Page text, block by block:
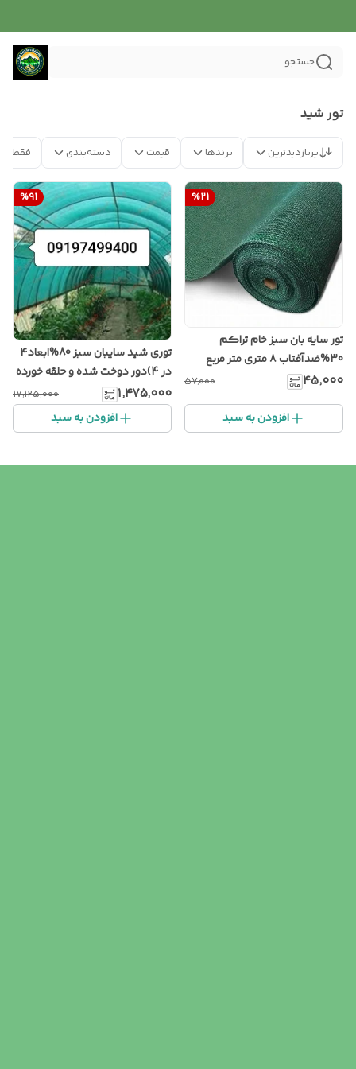
جستجو
تور شید
پربازدیدترین برندها قیمت دسته‌بندی فقط
%21
تور سایه بان سبز خام تراکم
30%ضدآفتاب ۸ متری متر مربع
۴۵٬۰۰۰ ۵۷٬۰۰۰
افزودن به سبد
%91
توری شید سایبان سبز 80%ابعاد۴
در 4)دور دوخت شده و حلقه خورده
۱٬۴۷۵٬۰۰۰ ۱۷٬۱۲۵٬۰۰۰
افزودن به سبد